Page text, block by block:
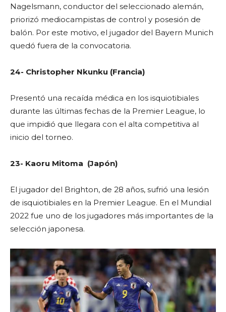
Nagelsmann, conductor del seleccionado alemán,
priorizó mediocampistas de control y posesión de
balón. Por este motivo, el jugador del Bayern Munich
quedó fuera de la convocatoria.
24- Christopher Nkunku (Francia)
Presentó una recaída médica en los isquiotibiales
durante las últimas fechas de la Premier League, lo
que impidió que llegara con el alta competitiva al
inicio del torneo.
23- Kaoru Mitoma (Japón)
El jugador del Brighton, de 28 años, sufrió una lesión
de isquiotibiales en la Premier League. En el Mundial
2022 fue uno de los jugadores más importantes de la
selección japonesa.